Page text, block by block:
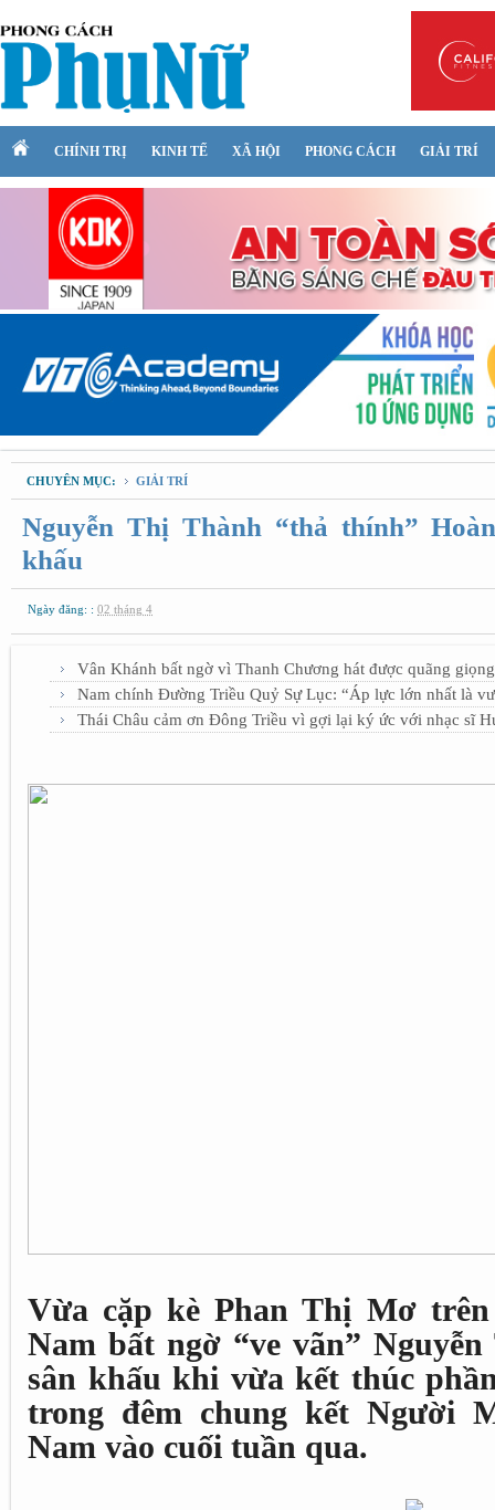
CHÍNH TRỊ KINH TẾ XÃ HỘI PHONG CÁCH GIẢI TRÍ
CHUYÊN MỤC: GIẢI TRÍ
Nguyễn Thị Thành “thả thính”
khấu
Ngày đăng: : 02 tháng 4
Vân Khánh bất ngờ vì Thanh Chương hát được quãng
Nam chính Đường Triều Quỷ Sự Lục: “Áp lực lớn nhất là
Thái Châu cảm ơn Đông Triều vì gợi lại ký ức với nhạc sĩ
Vừa cặp kè Phan Thị Mơ
Nam bất ngờ “ve vãn”
sân khấu khi vừa kết thúc
trong đêm chung kết Người
Nam vào cuối tuần qua.